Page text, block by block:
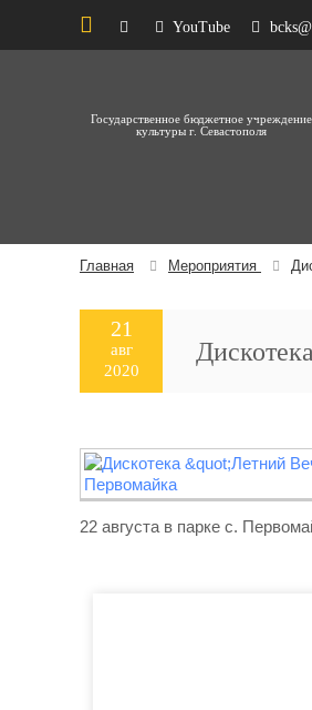
YouTube
Государственное бюджетное учреждение
культуры г. Севастополя
Главная Мероприятия
21
авг
2020
22 августа в парке с.